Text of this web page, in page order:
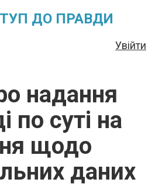
ДО ПРАВДИ
Увійти
надання
по суті на
щодо
даних